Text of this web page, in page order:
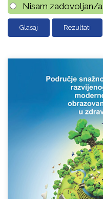
Nisam zadovoljan/a
Rezultati